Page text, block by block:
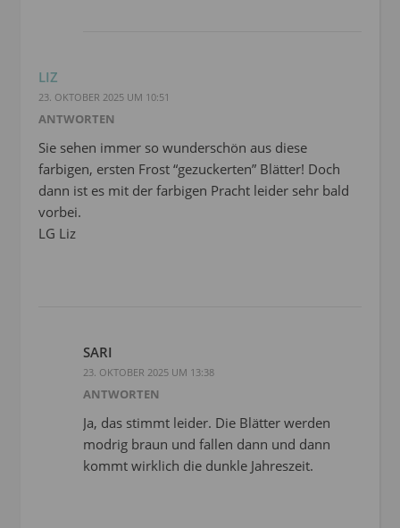
LIZ
23. OKTOBER 2025 UM 10:51
ANTWORTEN
Sie sehen immer so wunderschön aus diese
farbigen, ersten Frost “gezuckerten” Blätter! Doch
dann ist es mit der farbigen Pracht leider sehr bald
vorbei.
LG Liz
SARI
23. OKTOBER 2025 UM 13:38
ANTWORTEN
Ja, das stimmt leider. Die Blätter werden
modrig braun und fallen dann und dann
kommt wirklich die dunkle Jahreszeit.